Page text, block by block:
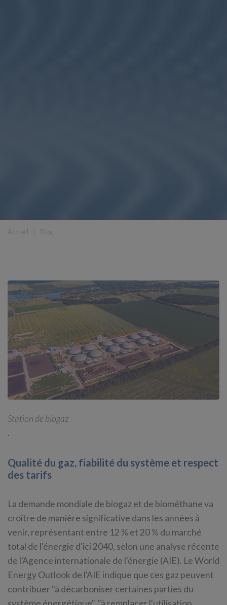
Station de biogaz
.
Qualité du gaz, fiabilité du système et respect
des tarifs
La demande mondiale de biogaz et de biométhane va
croître de manière significative dans les années à
venir, représentant entre 12 % et 20 % du marché
total de l'énergie d'ici 2040, selon une analyse récente
de l'Agence internationale de l'énergie (AIE). Le World
Energy Outlook de l'AIE indique que ces gaz peuvent
contribuer "à décarboniser certaines parties du